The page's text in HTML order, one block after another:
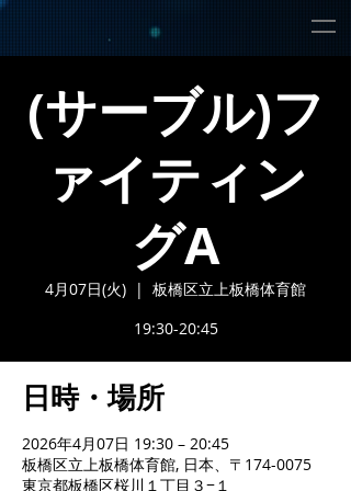
(サーブル)フ
ァイティン
グA
4月07日(火)
  |
板橋区立上板橋体育館
19:30-20:45
日時・場所
2026年4月07日 19:30 – 20:45
板橋区立上板橋体育館, 日本、〒174-0075
東京都板橋区桜川１丁目３−１